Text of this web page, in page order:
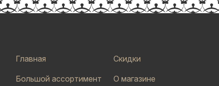
Главная
Большой ассортимент
Скидки
О магазине